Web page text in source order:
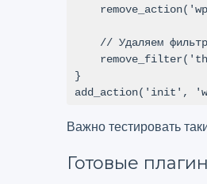
}
add_action('init',
Важно тестировать
Готовые